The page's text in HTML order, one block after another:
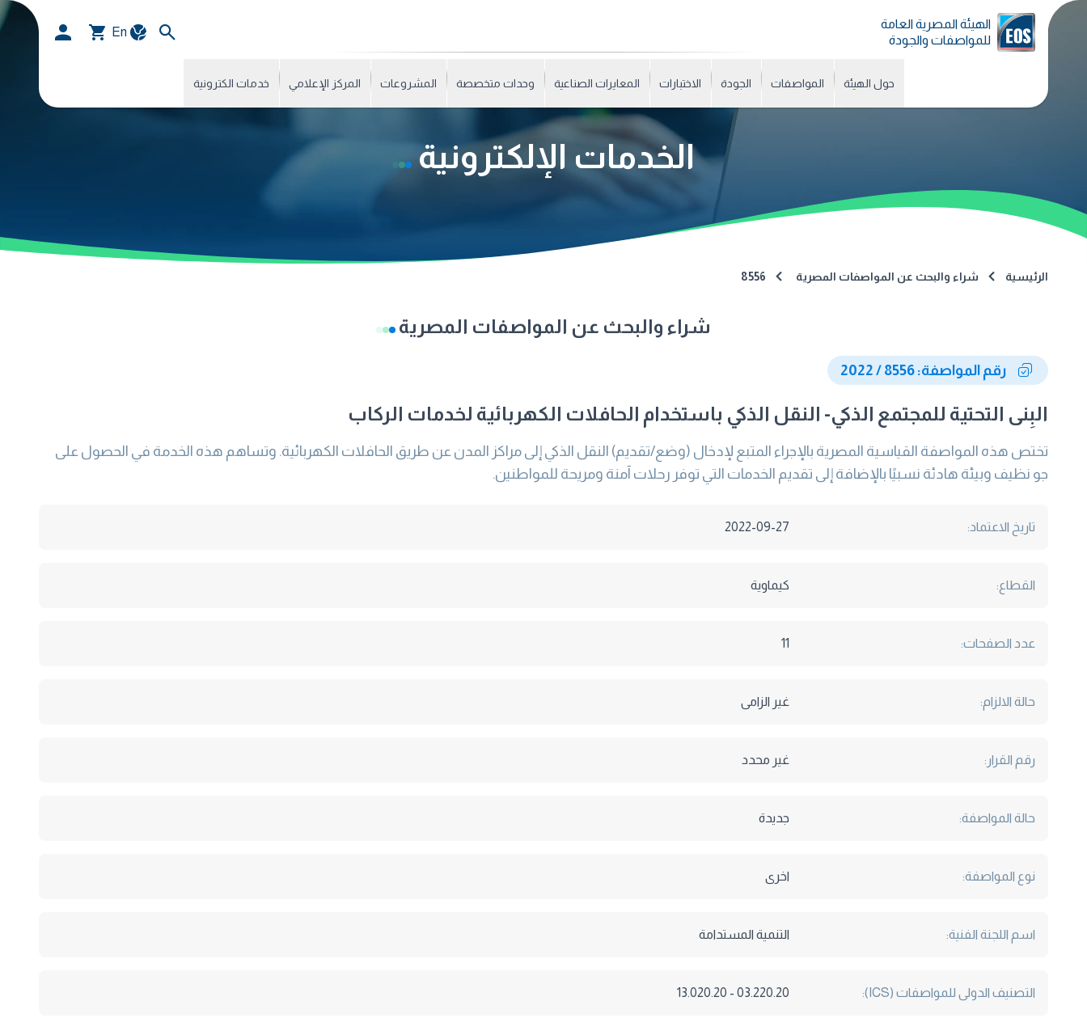
الهيئة المصرية العامة
للمواصفات والجودة
En
حول الهيئة المواصفات الجودة الاختبارات المعايرات الصناعية وحدات متخصصة المشروعات المركز الإعلامي خدمات الكترونية
الخدمات الإلكترونية
الرئيسية شراء والبحث عن المواصفات المصرية 8556
شراء والبحث عن المواصفات المصرية
رقم المواصفة: 8556 / 2022
البِنى التحتية للمجتمع الذكي- النقل الذكي باستخدام الحافلات الكهربائية لخدمات الركاب
تختص هذه المواصفة القياسية المصرية بالإجراء المتبع لإدخال (وضع/تقديم) النقل الذكي إلى مراكز المدن عن طريق الحافلات الكهربائية. وتساهم هذه الخدمة في الحصول على
جو نظيف وبيئة هادئة نسبيًا بالإضافة إلى تقديم الخدمات التي توفر رحلات آمنة ومريحة للمواطنين.
تاريخ الاعتماد: 2022-09-27
القطاع: كيماوية
عدد الصفحات: 11
حالة الالزام: غير الزامى
رقم القرار: غير محدد
حالة المواصفة: جديدة
نوع المواصفة: اخرى
اسم اللجنة الفنية: التنمية المستدامة
التصنيف الدولى للمواصفات (ICS): 03.220.20 - 13.020.20